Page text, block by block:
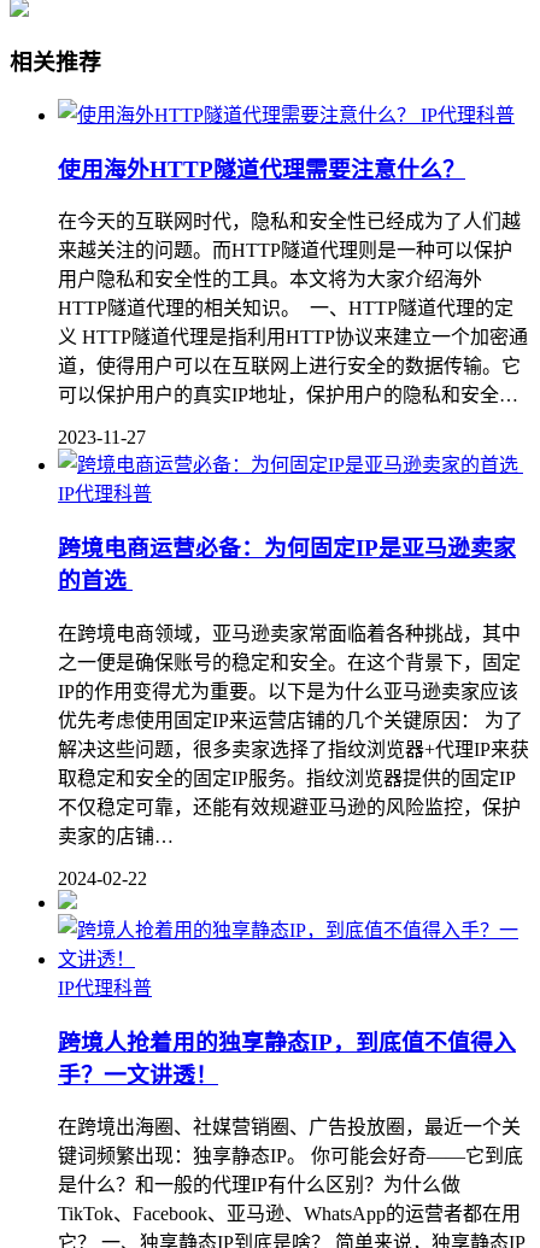
相关推荐
IP代理科普
使用海外HTTP隧道代理需要注意什么？
在今天的互联网时代，隐私和安全性已经成为了人们越
来越关注的问题。而HTTP隧道代理则是一种可以保护
用户隐私和安全性的工具。本文将为大家介绍海外
HTTP隧道代理的相关知识。 一、HTTP隧道代理的定
义 HTTP隧道代理是指利用HTTP协议来建立一个加密通
道，使得用户可以在互联网上进行安全的数据传输。它
可以保护用户的真实IP地址，保护用户的隐私和安全…
2023-11-27
IP代理科普
跨境电商运营必备：为何固定IP是亚马逊卖家
的首选
在跨境电商领域，亚马逊卖家常面临着各种挑战，其中
之一便是确保账号的稳定和安全。在这个背景下，固定
IP的作用变得尤为重要。以下是为什么亚马逊卖家应该
优先考虑使用固定IP来运营店铺的几个关键原因： 为了
解决这些问题，很多卖家选择了指纹浏览器+代理IP来获
取稳定和安全的固定IP服务。指纹浏览器提供的固定IP
不仅稳定可靠，还能有效规避亚马逊的风险监控，保护
卖家的店铺…
2024-02-22
IP代理科普
跨境人抢着用的独享静态IP，到底值不值得入
手？一文讲透！
在跨境出海圈、社媒营销圈、广告投放圈，最近一个关
键词频繁出现：独享静态IP。 你可能会好奇——它到底
是什么？和一般的代理IP有什么区别？为什么做
TikTok、Facebook、亚马逊、WhatsApp的运营者都在用
它？ 一、独享静态IP到底是啥？ 简单来说，独享静态IP